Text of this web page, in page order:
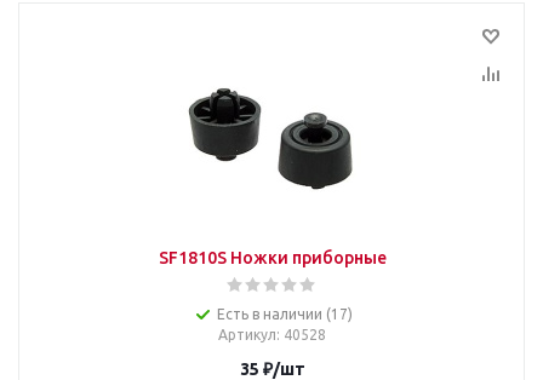
SF1810S Ножки приборные
Есть в наличии (17)
Артикул: 40528
35 ₽/шт